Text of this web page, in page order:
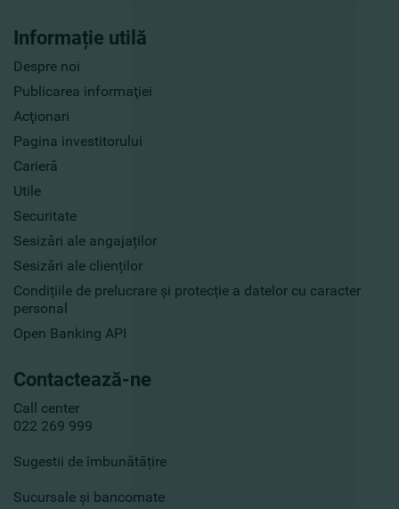
Informație utilă
Despre noi
Publicarea informaţiei
Acţionari
Pagina investitorului
Carieră
Utile
Securitate
Sesizări ale angajaților
Sesizări ale clienților
Condițiile de prelucrare și protecție a datelor cu caracter
personal
Open Banking API
Contactează-ne
Call center
022 269 999
Sugestii de îmbunătățire
Sucursale și bancomate